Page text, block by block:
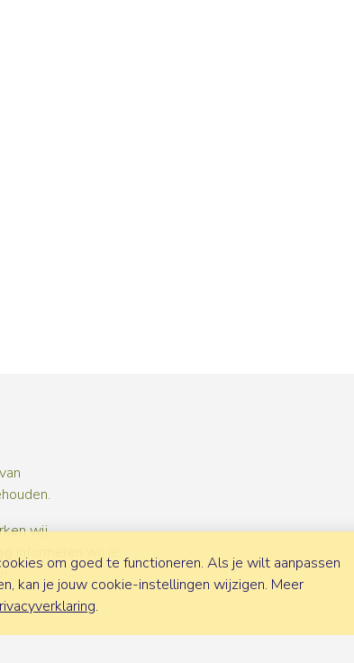
wij
om goed te functioneren. Als je wilt aanpassen
kan je jouw cookie-instellingen wijzigen. Meer
.